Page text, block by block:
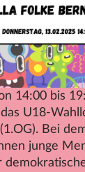
14:00 bis
U18-
Bei
junge